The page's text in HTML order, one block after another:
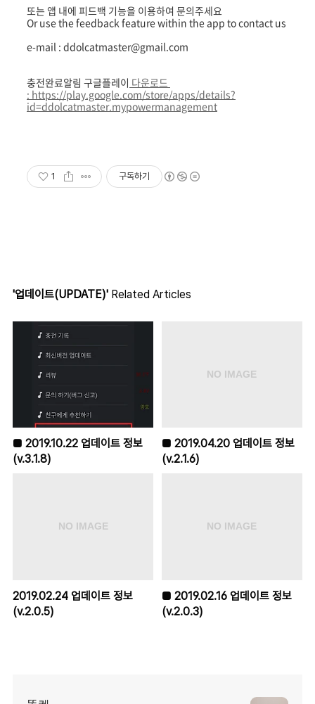
또는 앱 내에 피드백 기능을 이용하여 문의주세요
Or use the feedback feature within the app to contact us
e-mail : ddolcatmaster@gmail.com
충전완료알림 구글플레이 다운로드
: https://play.google.com/store/apps/details?
id=ddolcatmaster.mypowermanagement
1 구독하기
'업데이트(UPDATE)' Related Articles
■ 2019.10.22 업데이트 정보
(v.3.1.8)
■ 2019.04.20 업데이트 정보
(v.2.1.6)
2019.02.24 업데이트 정보
(v.2.0.5)
■ 2019.02.16 업데이트 정보
(v.2.0.3)